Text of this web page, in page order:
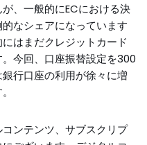
、一般的にECにおける決
なシェアになっています
はまだクレジットカード
今回、口座振替設定を300
行口座の利用が徐々に増
ンテンツ、サブスクリプ